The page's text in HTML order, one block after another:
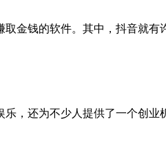
金钱的软件。其中，抖音就有
，还为不少人提供了一个创业